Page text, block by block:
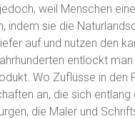
weil Menschen
indem sie die
auf und nutzen den
entlockt
Wo Zuflüsse in den
an, die sich
die Maler und